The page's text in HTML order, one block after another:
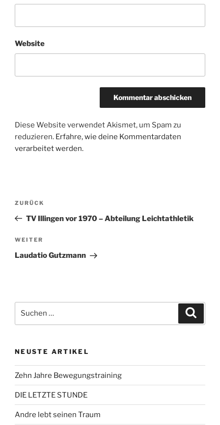
Website
Diese Website verwendet Akismet, um Spam zu
reduzieren. Erfahre, wie deine Kommentardaten
verarbeitet werden.
Beitragsnavigation
Vorheriger
Beitrag
ZURÜCK
TV Illingen vor 1970 – Abteilung Leichtathletik
Nächster
Beitrag
WEITER
Laudatio Gutzmann
nach:
NEUSTE ARTIKEL
Zehn Jahre Bewegungstraining
DIE LETZTE STUNDE
Andre lebt seinen Traum